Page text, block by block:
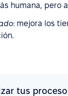
humana, pero
: mejora los
tus